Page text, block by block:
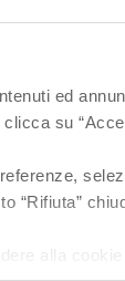
ed
su
“Rifiuta”
alla